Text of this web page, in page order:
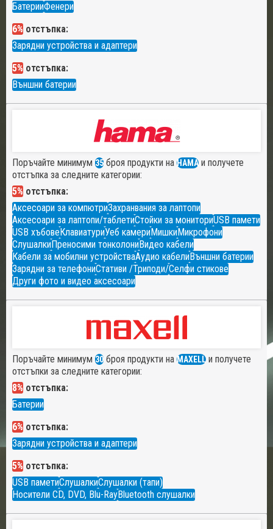
БатерииФенери
6% отстъпка:
Зарядни устройства и адаптери
5% отстъпка:
Външни батерии
Поръчайте минимум 35 броя продукти на HAMA и получете
отстъпка за следните категории:
5% отстъпка:
Аксесоари за компютриЗахранвания за лаптопи
Аксесоари за лаптопи/таблетиСтойки за мониториUSB памети
USB хъбовеКлавиатуриУеб камериМишкиМикрофони
СлушалкиПреносими тонколониВидео кабели
Кабели за мобилни устройстваАудио кабелиВъншни батерии
Зарядни за телефониСтативи /Триподи/Селфи стикове
Други фото и видео аксесоари
Поръчайте минимум 30 броя продукти на MAXELL и получете
отстъпки за следните категории:
8% отстъпка:
Батерии
6% отстъпка:
Зарядни устройства и адаптери
5% отстъпка:
USB паметиСлушалкиСлушалки (тапи)
Носители CD, DVD, Blu-RayBluetooth слушалки